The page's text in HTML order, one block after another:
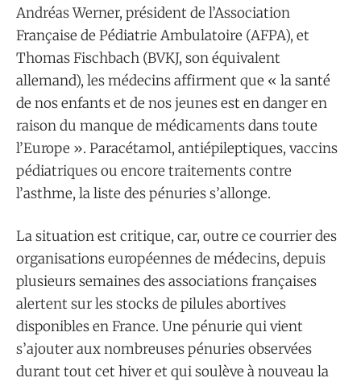
Andréas Werner, président de l’Association
Française de Pédiatrie Ambulatoire (AFPA), et
Thomas Fischbach (BVKJ, son équivalent
allemand), les médecins affirment que « la santé
de nos enfants et de nos jeunes est en danger en
raison du manque de médicaments dans toute
l’Europe ». Paracétamol, antiépileptiques, vaccins
pédiatriques ou encore traitements contre
l’asthme, la liste des pénuries s’allonge.
La situation est critique, car, outre ce courrier des
organisations européennes de médecins, depuis
plusieurs semaines des associations françaises
alertent sur les stocks de pilules abortives
disponibles en France. Une pénurie qui vient
s’ajouter aux nombreuses pénuries observées
durant tout cet hiver et qui soulève à nouveau la